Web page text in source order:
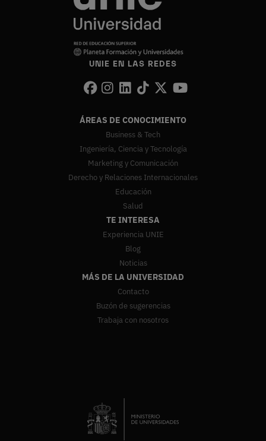
UNIE EN LAS REDES
ÁREAS DE CONOCIMIENTO
Business & Tech
Ingeniería, Ciencia y Tecnología
Marketing y Comunicación
Derecho y Relaciones Internacionales
Educación
Salud
TE INTERESA
Experiencia UNIE
Blog
Noticias
MÁS DE LA UNIVERSIDAD
Contacto
Buzón de sugerencias
Trabaja con nosotros